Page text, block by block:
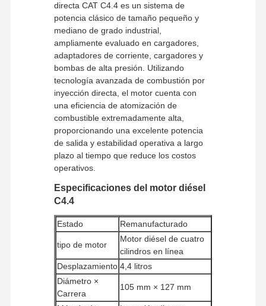
directa CAT C4.4 es un sistema de
potencia clásico de tamaño pequeño y
mediano de grado industrial,
ampliamente evaluado en cargadores,
adaptadores de corriente, cargadores y
bombas de alta presión. Utilizando
tecnología avanzada de combustión por
inyección directa, el motor cuenta con
una eficiencia de atomización de
combustible extremadamente alta,
proporcionando una excelente potencia
de salida y estabilidad operativa a largo
plazo al tiempo que reduce los costos
operativos.
Especificaciones del motor diésel
C4.4
Estado Remanufacturado
tipo de motor
Motor diésel de cuatro
cilindros en línea
Desplazamiento 4,4 litros
Diámetro ×
Carrera
105 mm × 127 mm